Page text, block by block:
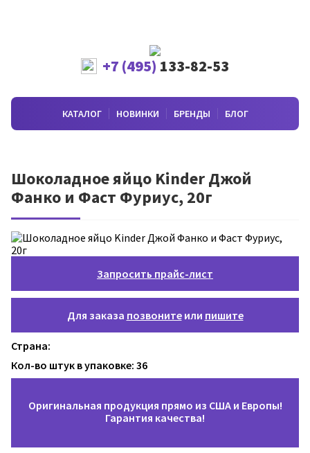
+7 (495) 133-82-53
КАТАЛОГ НОВИНКИ БРЕНДЫ БЛОГ
Шоколадное яйцо Kinder Джой
Фанко и Фаст Фуриус, 20г
Запросить прайс-лист
Для заказа позвонитеили пишите
Страна:
Кол-во штук в упаковке: 36
Оригинальная продукция прямо из США и Европы!
Гарантия качества!